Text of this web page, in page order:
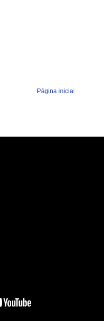
Página inicial